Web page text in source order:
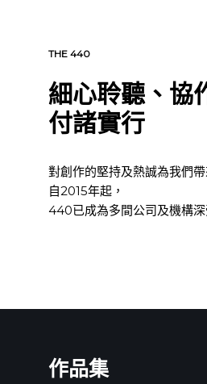
THE 440
細心聆聽、協
付諸實行
對創作的堅持及熱誠為我們
自2015年起，
440已成為多間公司及機構深
作品集